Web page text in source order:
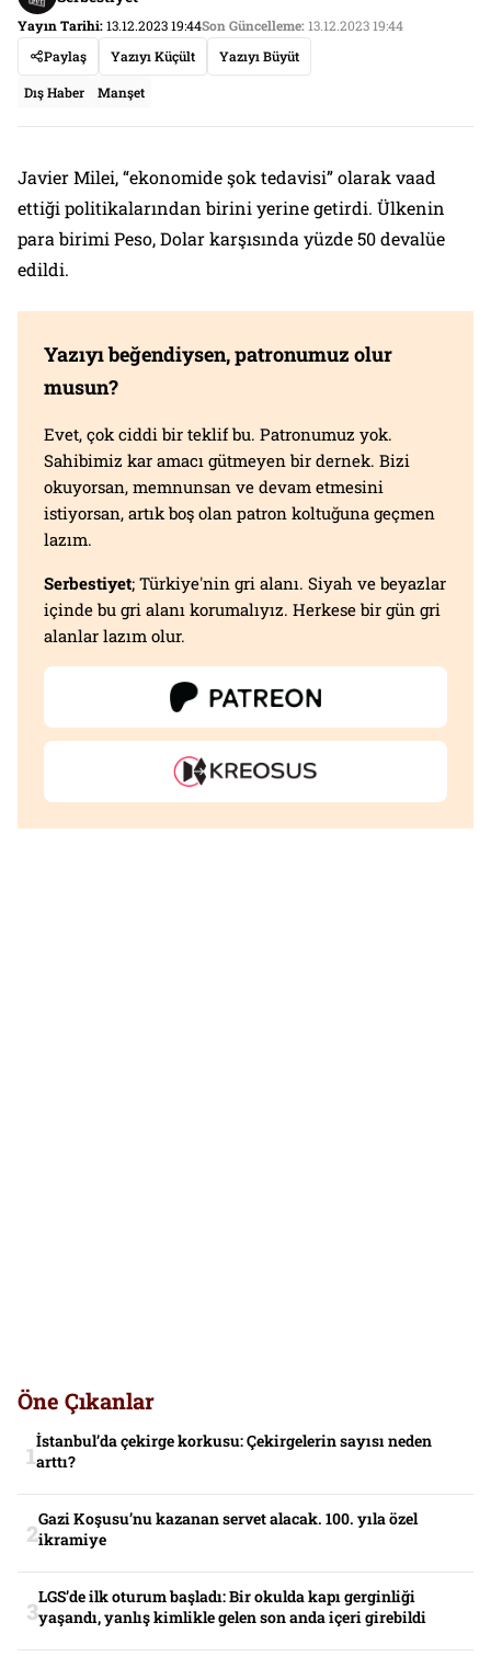
Yayın Tarihi:13.12.2023 19:44Son Güncelleme:13.12.2023 19:44
Paylaş
Yazıyı Küçült Yazıyı Büyüt
Dış Haber Manşet
Javier Milei, “ekonomide şok tedavisi” olarak vaad
ettiği politikalarından birini yerine getirdi. Ülkenin
para birimi Peso, Dolar karşısında yüzde 50 devalüe
edildi.
Yazıyı beğendiysen, patronumuz olur
musun?
Evet, çok ciddi bir teklif bu. Patronumuz yok.
Sahibimiz kar amacı gütmeyen bir dernek. Bizi
okuyorsan, memnunsan ve devam etmesini
istiyorsan, artık boş olan patron koltuğuna geçmen
lazım.
Serbestiyet; Türkiye'nin gri alanı. Siyah ve beyazlar
içinde bu gri alanı korumalıyız. Herkese bir gün gri
alanlar lazım olur.
Öne Çıkanlar
İstanbul’da çekirge korkusu: Çekirgelerin sayısı neden
arttı?
Gazi Koşusu’nu kazanan servet alacak. 100. yıla özel
ikramiye
LGS’de ilk oturum başladı: Bir okulda kapı gerginliği
yaşandı, yanlış kimlikle gelen son anda içeri girebildi